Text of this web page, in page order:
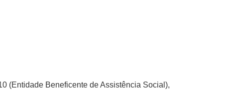
(Entidade Beneficente de Assistência Social),